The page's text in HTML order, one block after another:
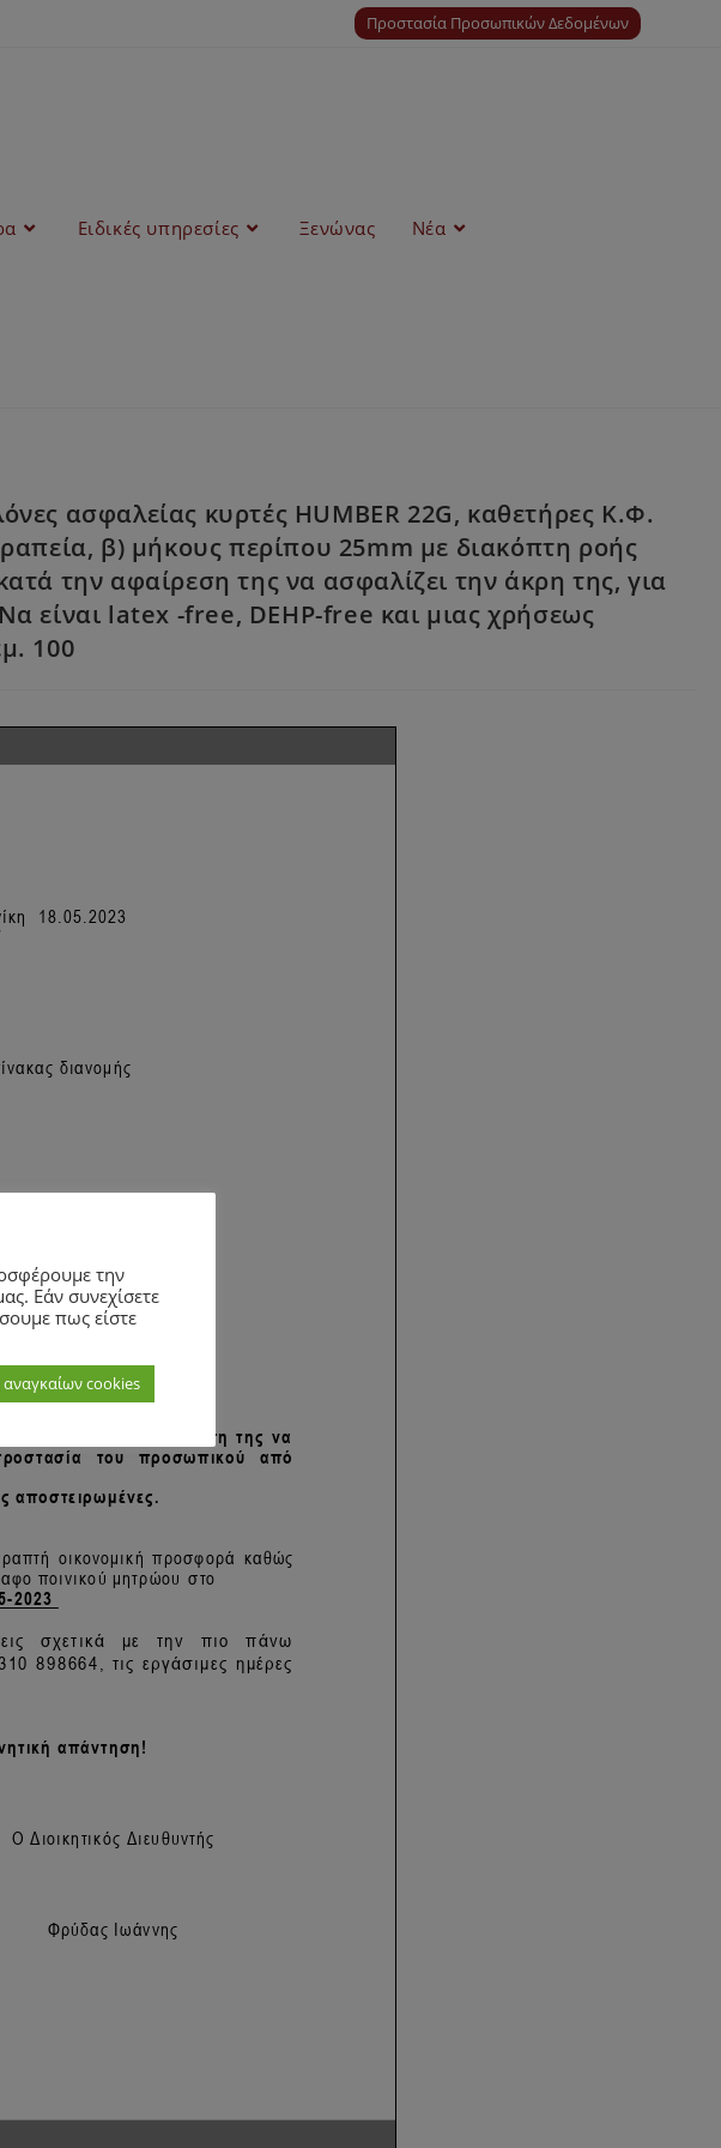
Προστασία Προσωπικών Δεδομένων
Ειδικές υπηρεσίες Ξενώνας Νέα
ασφαλείας κυρτές HUMBER 22G, καθετήρες Κ.Φ.
β) μήκους περίπου 25mm με διακόπτη ροής
την αφαίρεση της να ασφαλίζει την άκρη της, για
latex -free, DEHP-free και μιας χρήσεως
100
την
Εάν συνεχίσετε
πως είστε
cookies